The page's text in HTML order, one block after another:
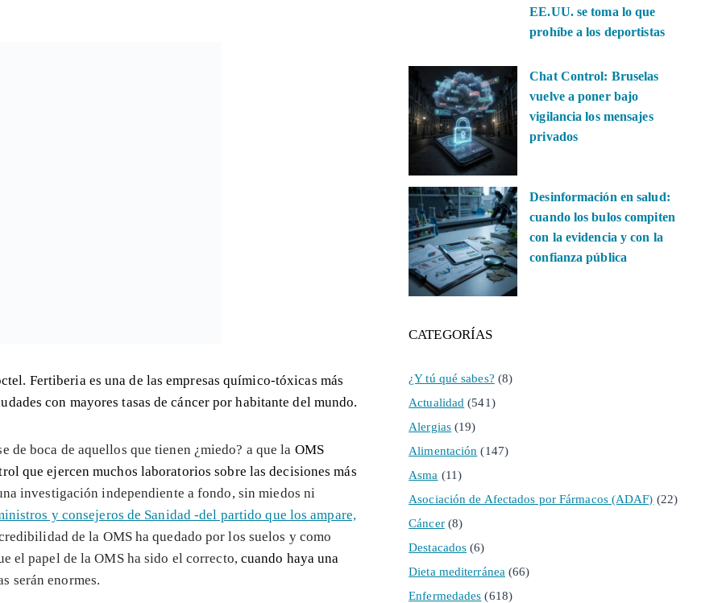
Fertiberia es una de las empresas químico-tóxicas más
con mayores tasas de cáncer por habitante del mundo.
de boca de aquellos que tienen ¿miedo? a que la OMS
que ejercen muchos laboratorios sobre las decisiones más
investigación independiente a fondo, sin miedos ni
y consejeros de Sanidad -del partido que los ampare,
de la OMS ha quedado por los suelos y como
el papel de la OMS ha sido el correcto, cuando haya una
serán enormes.
EE.UU. se toma lo que
prohíbe a los deportistas
Chat Control: Bruselas
vuelve a poner bajo
vigilancia los mensajes
privados
Desinformación en salud:
cuando los bulos compiten
con la evidencia y con la
confianza pública
CATEGORÍAS
¿Y tú qué sabes? (8)
Actualidad (541)
Alergias(19)
Alimentación (147)
Asma (11)
Asociación de Afectados por Fármacos (ADAF) (22)
Cáncer(8)
Destacados (6)
Dieta mediterránea (66)
Enfermedades (618)